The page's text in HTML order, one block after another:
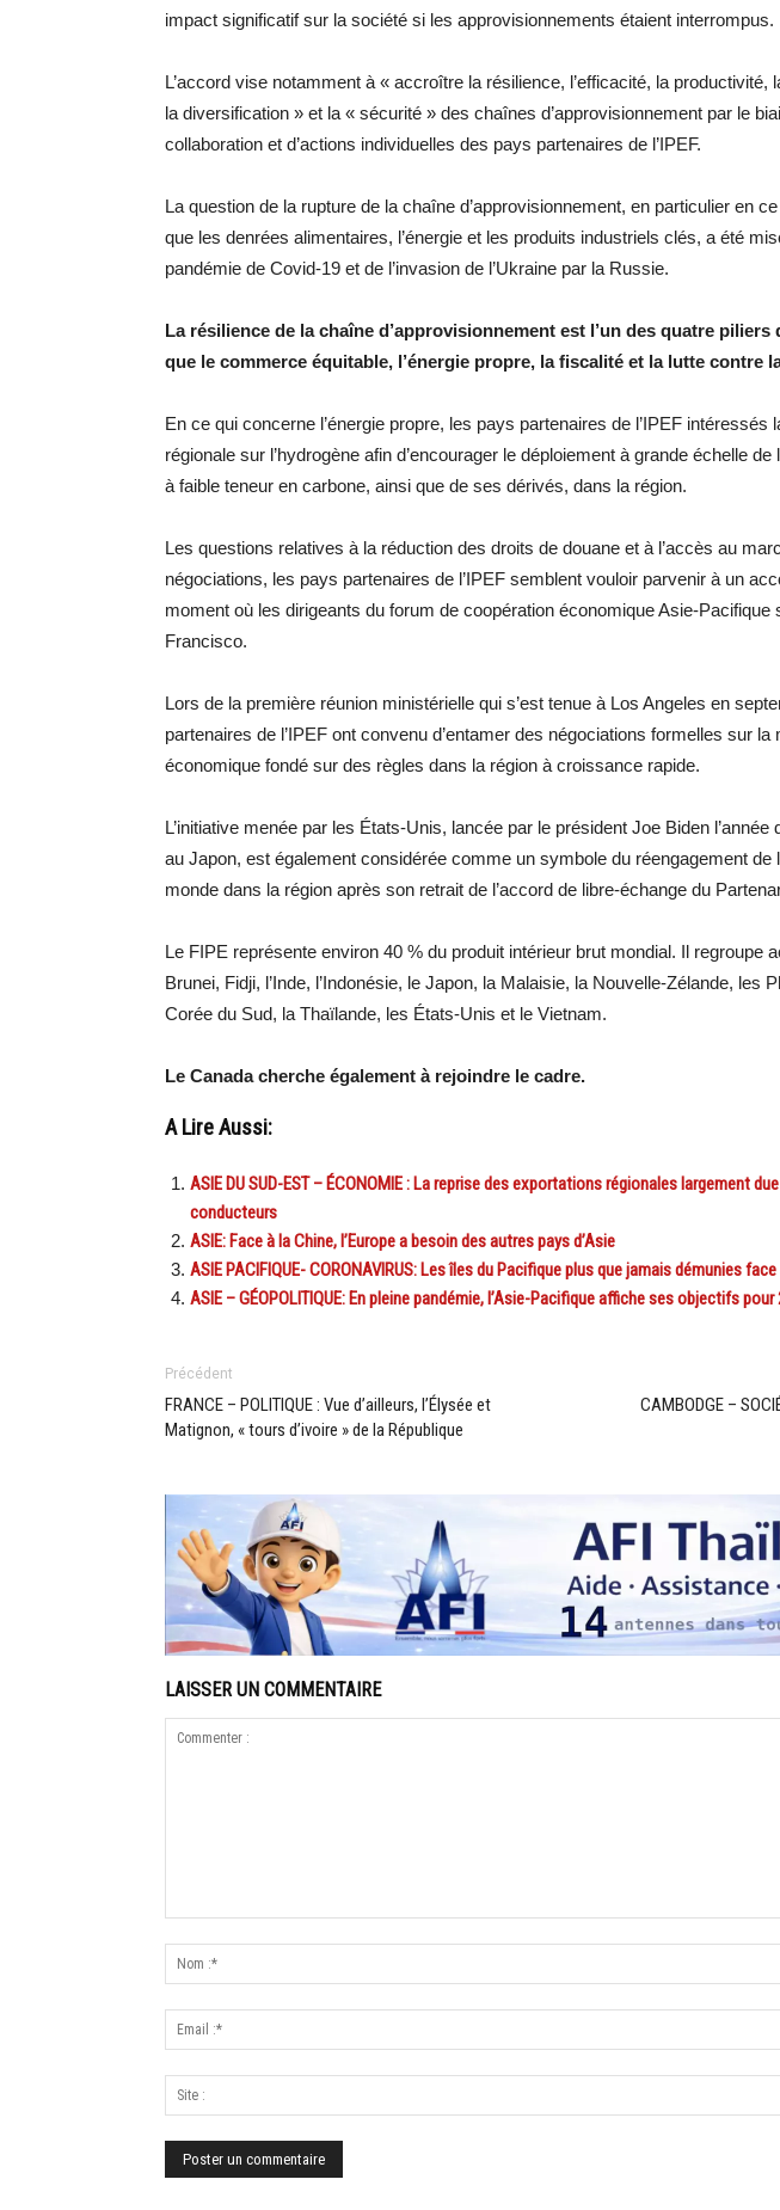
impact significatif sur la société si les approvisionnements étaient interrompus.
L’accord vise notamment à « accroître la résilience, l’efficacité, la productivité,
la diversification » et la « sécurité » des chaînes d’approvisionnement par le
collaboration et d’actions individuelles des pays partenaires de l’IPEF.
La question de la rupture de la chaîne d’approvisionnement, en particulier en
que les denrées alimentaires, l’énergie et les produits industriels clés, a été
pandémie de Covid-19 et de l’invasion de l’Ukraine par la Russie.
La résilience de la chaîne d’approvisionnement est l’un des quatre piliers
que le commerce équitable, l’énergie propre, la fiscalité et la lutte contre
En ce qui concerne l’énergie propre, les pays partenaires de l’IPEF intéressés
régionale sur l’hydrogène afin d’encourager le déploiement à grande échelle de
à faible teneur en carbone, ainsi que de ses dérivés, dans la région.
Les questions relatives à la réduction des droits de douane et à l’accès au
négociations, les pays partenaires de l’IPEF semblent vouloir parvenir à un
moment où les dirigeants du forum de coopération économique Asie-Pacifique
Francisco.
Lors de la première réunion ministérielle qui s’est tenue à Los Angeles en
partenaires de l’IPEF ont convenu d’entamer des négociations formelles sur la
économique fondé sur des règles dans la région à croissance rapide.
L’initiative menée par les États-Unis, lancée par le président Joe Biden
au Japon, est également considérée comme un symbole du réengagement de
monde dans la région après son retrait de l’accord de libre-échange du
Le FIPE représente environ 40 % du produit intérieur brut mondial. Il regroupe
Brunei, Fidji, l’Inde, l’Indonésie, le Japon, la Malaisie, la Nouvelle-Zélande, les
Corée du Sud, la Thaïlande, les États-Unis et le Vietnam.
Le Canada cherche également à rejoindre le cadre.
A Lire Aussi:
ASIE DU SUD-EST – ÉCONOMIE : La reprise des exportations régionales largement
conducteurs
ASIE: Face à la Chine, l’Europe a besoin des autres pays d’Asie
ASIE PACIFIQUE- CORONAVIRUS: Les îles du Pacifique plus que jamais démunies
ASIE – GÉOPOLITIQUE: En pleine pandémie, l’Asie-Pacifique affiche ses objectifs pour
Précédent
FRANCE – POLITIQUE : Vue d’ailleurs, l’Élysée et
Matignon, « tours d’ivoire » de la République
CAMBODGE –
LAISSER UN COMMENTAIRE